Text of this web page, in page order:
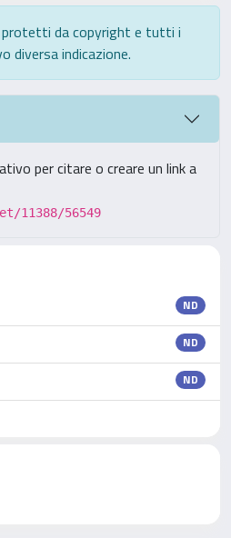
protetti da copyright e tutti i
diversa indicazione.
per citare o creare un link a
11388/56549
ND
ND
ND